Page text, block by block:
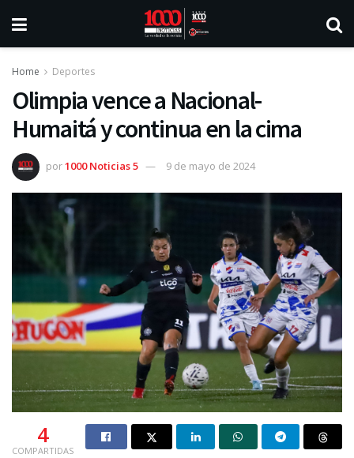
Home Deportes
Olimpia vence a Nacional-
Humaitá y continua en la cima
por1000 Noticias 5 9 de mayo de 2024
4
COMPARTIDAS